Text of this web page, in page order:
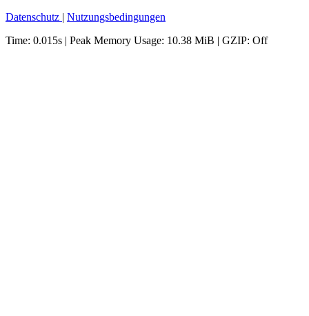
Datenschutz | Nutzungsbedingungen
Time: 0.015s | Peak Memory Usage: 10.38 MiB | GZIP: Off